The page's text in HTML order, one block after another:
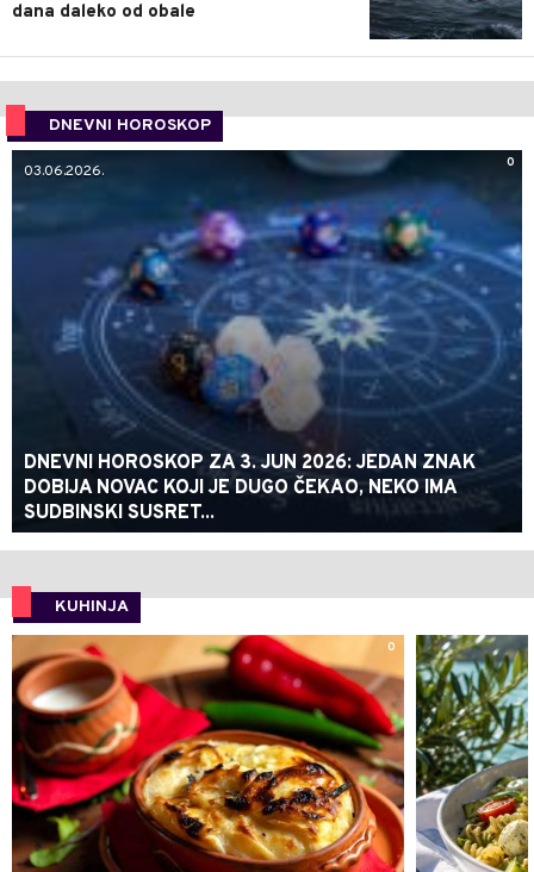
dana daleko od obale
DNEVNI HOROSKOP
0
03.06.2026.
DNEVNI HOROSKOP ZA 3. JUN 2026: JEDAN ZNAK
DOBIJA NOVAC KOJI JE DUGO ČEKAO, NEKO IMA
SUDBINSKI SUSRET...
KUHINJA
0